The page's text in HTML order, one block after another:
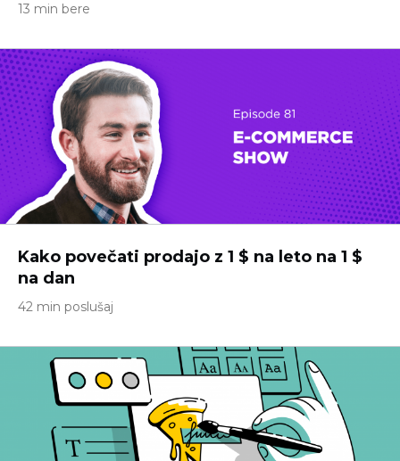
13 min bere
Kako povečati prodajo z 1 $ na leto na 1 $
na dan
42 min poslušaj